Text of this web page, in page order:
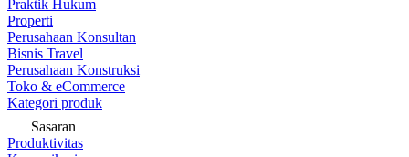
Praktik Hukum
Properti
Perusahaan Konsultan
Bisnis Travel
Perusahaan Konstruksi
Toko & eCommerce
Kategori produk
Sasaran
Produktivitas